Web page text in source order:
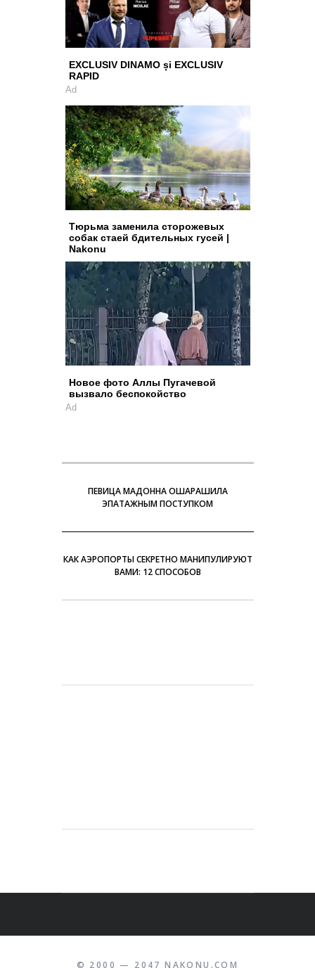
EXCLUSIV DINAMO și EXCLUSIV
RAPID
Ad
Тюрьма заменила сторожевых
собак стаей бдительных гусей |
Nakonu
Новое фото Аллы Пугачевой
вызвало беспокойство
Ad
ПЕВИЦА МАДОННА ОШАРАШИЛА
ЭПАТАЖНЫМ ПОСТУПКОМ
КАК АЭРОПОРТЫ СЕКРЕТНО МАНИПУЛИРУЮТ
ВАМИ: 12 СПОСОБОВ
© 2000 — 2047 NAKONU.COM